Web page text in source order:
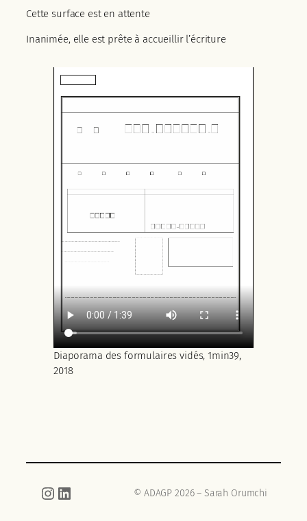
Cette surface est en attente
Inanimée, elle est prête à accueillir l’écriture
Diaporama des formulaires vidés, 1min39,
2018
Instagram
LinkedIn © ADAGP 2026 – Sarah Orumchi